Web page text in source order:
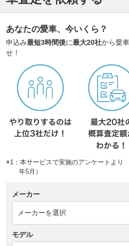
あなたの愛車、今いくら？
申込み最短3時間後に最大20社から愛
せ！
※1：本サービスで実施のアンケートより
年5月）
メーカー
モデル